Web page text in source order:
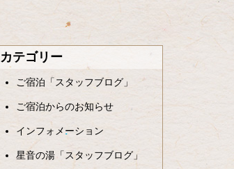
カテゴリー
ご宿泊「スタッフブログ」
ご宿泊からのお知らせ
インフォメーション
星音の湯「スタッフブログ」